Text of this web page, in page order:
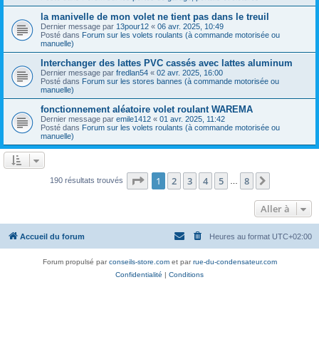
la manivelle de mon volet ne tient pas dans le treuil
Dernier message par 13pour12 « 06 avr. 2025, 10:49
Posté dans Forum sur les volets roulants (à commande motorisée ou
manuelle)
Interchanger des lattes PVC cassés avec lattes aluminum
Dernier message par fredlan54 « 02 avr. 2025, 16:00
Posté dans Forum sur les stores bannes (à commande motorisée ou
manuelle)
fonctionnement aléatoire volet roulant WAREMA
Dernier message par emile1412 « 01 avr. 2025, 11:42
Posté dans Forum sur les volets roulants (à commande motorisée ou
manuelle)
190 résultats trouvés Page 1sur8
1 2 3 4 5 8
Aller à
Accueil du forum Heures au format UTC+02:00
Forum propulsé parconseils-store.comet parrue-du-condensateur.com
Confidentialité | Conditions